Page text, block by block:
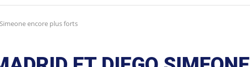
encore plus forts